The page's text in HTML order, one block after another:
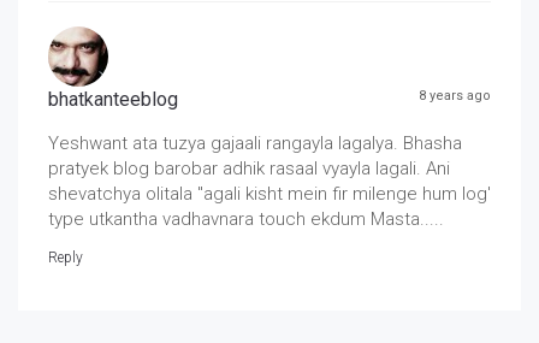
bhatkanteeblog 8 years ago
Yeshwant ata tuzya gajaali rangayla lagalya. Bhasha
pratyek blog barobar adhik rasaal vyayla lagali. Ani
shevatchya olitala "agali kisht mein fir milenge hum log'
type utkantha vadhavnara touch ekdum Masta.....
Reply